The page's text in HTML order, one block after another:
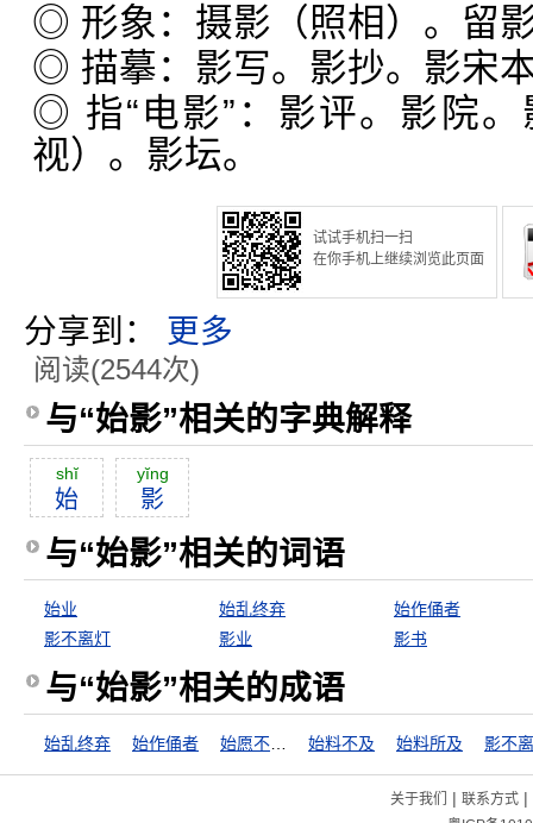
◎ 形象：摄影（照相）。留
◎ 描摹：影写。影抄。影宋
◎ 指“电影”：影评。影院
视）。影坛。
试试手机扫一扫
在你手机上继续浏览此页面
分享到： 更多
阅读(2544次)
与“始影”相关的字典解释
shĭ
始
yĭng
影
与“始影”相关的词语
始业 始乱终弃
始作俑者
影不离灯
影业 影书
与“始影”相关的成语
始乱终弃 始作俑者 始料不及 始料所及 影不
关于我们 | 联系方式|